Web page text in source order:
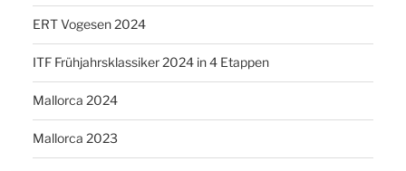
ERT Vogesen 2024
ITF Frühjahrsklassiker 2024 in 4 Etappen
Mallorca 2024
Mallorca 2023